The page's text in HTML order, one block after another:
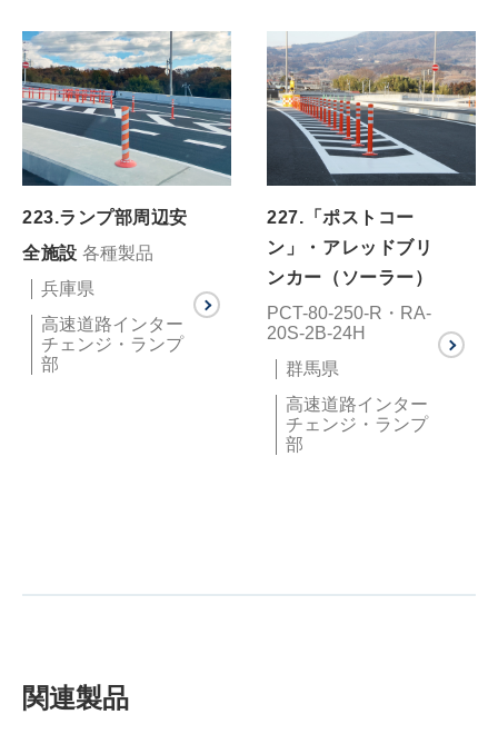
223.ランプ部周辺安
全施設各種製品
兵庫県
高速道路インター
チェンジ・ランプ
部
227.「ポストコー
ン」・アレッドブリ
ンカー（ソーラー）
PCT-80-250-R・RA-
20S-2B-24H
群馬県
高速道路インター
チェンジ・ランプ
部
関連製品